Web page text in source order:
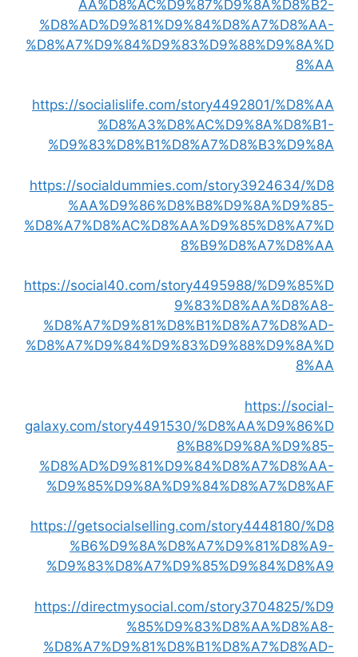
AA%D8%AC%D9%87%D9%8A%D8%B2-
%D8%AD%D9%81%D9%84%D8%A7%D8%AA-
%D8%A7%D9%84%D9%83%D9%88%D9%8A%D
8%AA
https://socialislife.com/story4492801/%D8%AA
%D8%A3%D8%AC%D9%8A%D8%B1-
%D9%83%D8%B1%D8%A7%D8%B3%D9%8A
https://socialdummies.com/story3924634/%D8
%AA%D9%86%D8%B8%D9%8A%D9%85-
%D8%A7%D8%AC%D8%AA%D9%85%D8%A7%D
8%B9%D8%A7%D8%AA
https://social40.com/story4495988/%D9%85%D
9%83%D8%AA%D8%A8-
%D8%A7%D9%81%D8%B1%D8%A7%D8%AD-
%D8%A7%D9%84%D9%83%D9%88%D9%8A%D
8%AA
https://social-
galaxy.com/story4491530/%D8%AA%D9%86%D
8%B8%D9%8A%D9%85-
%D8%AD%D9%81%D9%84%D8%A7%D8%AA-
%D9%85%D9%8A%D9%84%D8%A7%D8%AF
https://getsocialselling.com/story4448180/%D8
%B6%D9%8A%D8%A7%D9%81%D8%A9-
%D9%83%D8%A7%D9%85%D9%84%D8%A9
https://directmysocial.com/story3704825/%D9
%85%D9%83%D8%AA%D8%A8-
%D8%A7%D9%81%D8%B1%D8%A7%D8%AD-